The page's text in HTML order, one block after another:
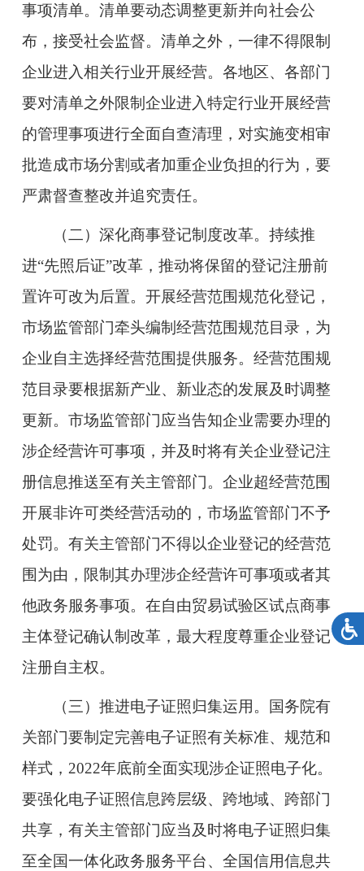
事项清单。清单要动态调整更新并向社会公
布，接受社会监督。清单之外，一律不得限制
企业进入相关行业开展经营。各地区、各部门
要对清单之外限制企业进入特定行业开展经营
的管理事项进行全面自查清理，对实施变相审
批造成市场分割或者加重企业负担的行为，要
严肃督查整改并追究责任。
（二）深化商事登记制度改革。持续推
进“先照后证”改革，推动将保留的登记注册前
置许可改为后置。开展经营范围规范化登记，
市场监管部门牵头编制经营范围规范目录，为
企业自主选择经营范围提供服务。经营范围规
范目录要根据新产业、新业态的发展及时调整
更新。市场监管部门应当告知企业需要办理的
涉企经营许可事项，并及时将有关企业登记注
册信息推送至有关主管部门。企业超经营范围
开展非许可类经营活动的，市场监管部门不予
处罚。有关主管部门不得以企业登记的经营范
围为由，限制其办理涉企经营许可事项或者其
他政务服务事项。在自由贸易试验区试点商事
主体登记确认制改革，最大程度尊重企业登记
注册自主权。
（三）推进电子证照归集运用。国务院有
关部门要制定完善电子证照有关标准、规范和
样式，2022年底前全面实现涉企证照电子化。
要强化电子证照信息跨层级、跨地域、跨部门
共享，有关主管部门应当及时将电子证照归集
至全国一体化政务服务平台、全国信用信息共